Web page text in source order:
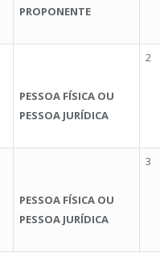
PROPONENTE
PESSOA FÍSICA OU
PESSOA JURÍDICA
2
PESSOA FÍSICA OU
PESSOA JURÍDICA
3